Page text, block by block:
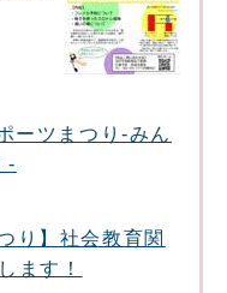
ーツまつり-みん
-
り】社会教育関
ます！